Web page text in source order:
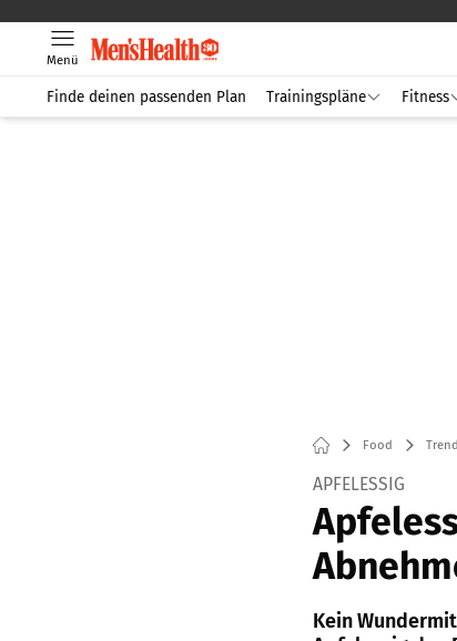
Menü
Finde deinen passenden Plan Trainingspläne Fitness
Food
APFELESSIG
Kein